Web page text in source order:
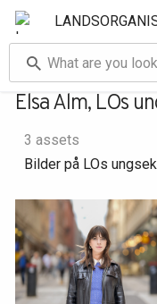
Elsa Alm, LOs
3 assets
Bilder på LOs